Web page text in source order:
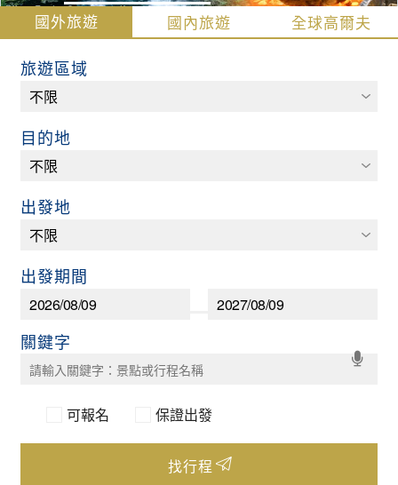
國外旅遊 國內旅遊 全球高爾夫
旅遊區域
目的地
出發地
出發期間
可報名 保證出發
找行程